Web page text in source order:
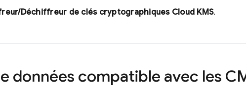
Déchiffreur de clés cryptographiques Cloud KMS.
données compatible avec les